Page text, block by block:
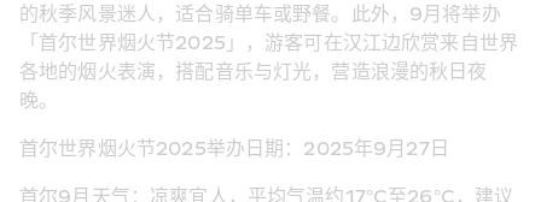
的秋季风景迷人，适合骑单车或野餐。此外，9月将举办
「首尔世界烟火节2025」，游客可在汉江边欣赏来自世界
各地的烟火表演，搭配音乐与灯光，营造浪漫的秋日夜
晚。
首尔世界烟火节2025举办日期：2025年9月27日
首尔9月天气：凉爽宜人，平均气温约17°C至26°C，建议